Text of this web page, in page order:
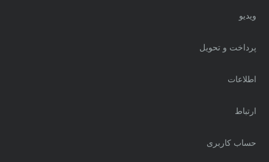
ویدیو
پرداخت و تحویل
اطلاعات
ارتباط
حساب کاربری